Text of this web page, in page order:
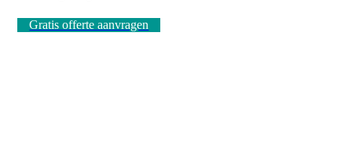
Gratis offerte aanvragen